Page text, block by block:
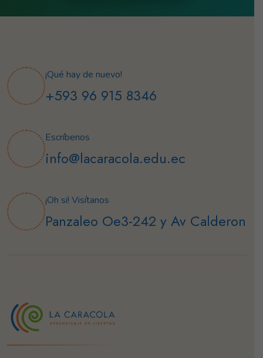
¡Qué hay de nuevo!
+593 96 915 8346
Escríbenos
info@lacaracola.edu.ec
¡Oh si! Visítanos
Panzaleo Oe3-242 y Av Calderon